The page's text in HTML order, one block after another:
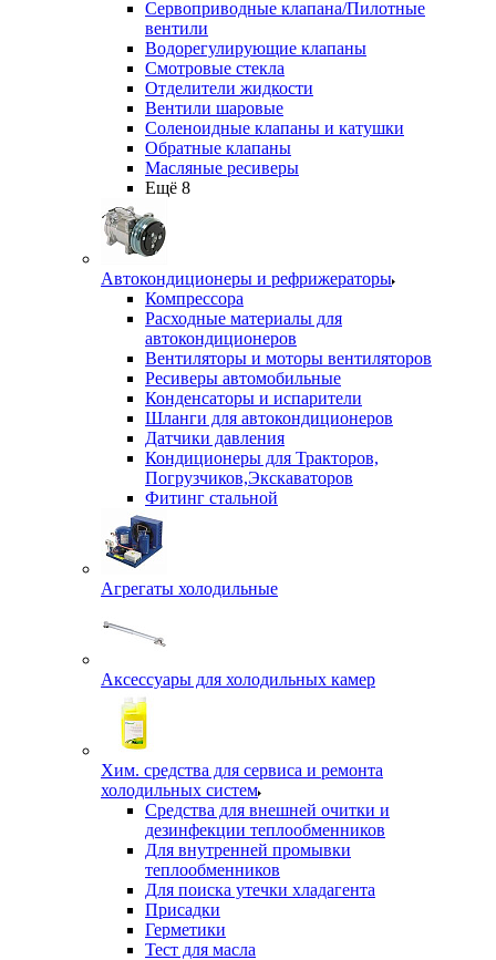
Сервоприводные клапана/Пилотные
вентили
Водорегулирующие клапаны
Смотровые стекла
Отделители жидкости
Вентили шаровые
Соленоидные клапаны и катушки
Обратные клапаны
Масляные ресиверы
Ещё 8
Автокондиционеры и рефрижераторы
Компрессора
Расходные материалы для
автокондиционеров
Вентиляторы и моторы вентиляторов
Ресиверы автомобильные
Конденсаторы и испарители
Шланги для автокондиционеров
Датчики давления
Кондиционеры для Тракторов,
Погрузчиков,Экскаваторов
Фитинг стальной
Агрегаты холодильные
Аксессуары для холодильных камер
Хим. средства для сервиса и ремонта
холодильных систем
Средства для внешней очитки и
дезинфекции теплообменников
Для внутренней промывки
теплообменников
Для поиска утечки хладагента
Присадки
Герметики
Тест для масла